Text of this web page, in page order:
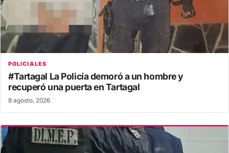
POLICIALES
#Tartagal La Policía demoró a un hombre y
recuperó una puerta en Tartagal
8 agosto, 2026